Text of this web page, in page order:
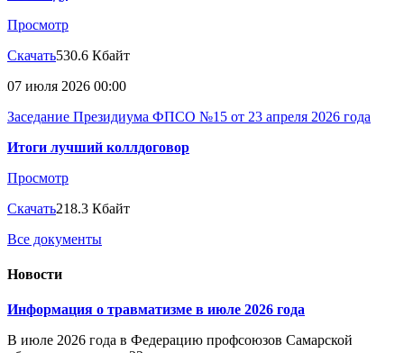
Просмотр
Скачать530.6 Кбайт
07 июля 2026 00:00
Заседание Президиума ФПСО №15 от 23 апреля 2026 года
Итоги лучший коллдоговор
Просмотр
Скачать218.3 Кбайт
Все документы
Новости
Информация о травматизме в июле 2026 года
В июле 2026 года в Федерацию профсоюзов Самарской